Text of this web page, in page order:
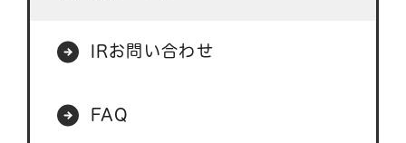
IRお問い合わせ
FAQ